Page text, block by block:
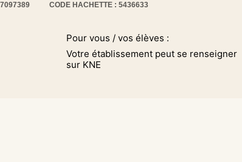
CODE HACHETTE : 5436633
Pour vous / vos élèves :
Votre établissement peut se renseigner
sur KNE